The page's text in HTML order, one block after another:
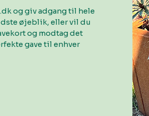
og giv adgang til hele
øjeblik, eller vil du
og modtag det
gave til enhver